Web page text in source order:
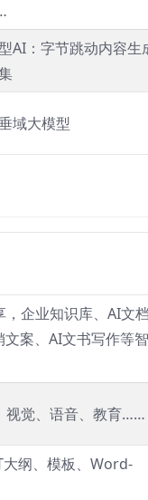
AI：字节跳动内容生
域大模型
，企业知识库、AI文
文案、AI文书写作等智
视觉、语音、教育……
大纲、模板、Word-